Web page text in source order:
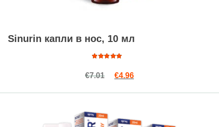
Sinurin капли в нос, 10 мл
4.91
из
€7.01 Первоначальная цена
€4.96Текущая цена: €4.96.